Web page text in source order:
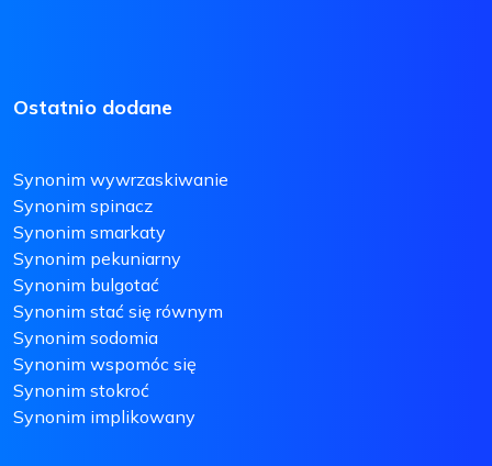
Ostatnio dodane
Synonim wywrzaskiwanie
Synonim spinacz
Synonim smarkaty
Synonim pekuniarny
Synonim bulgotać
Synonim stać się równym
Synonim sodomia
Synonim wspomóc się
Synonim stokroć
Synonim implikowany